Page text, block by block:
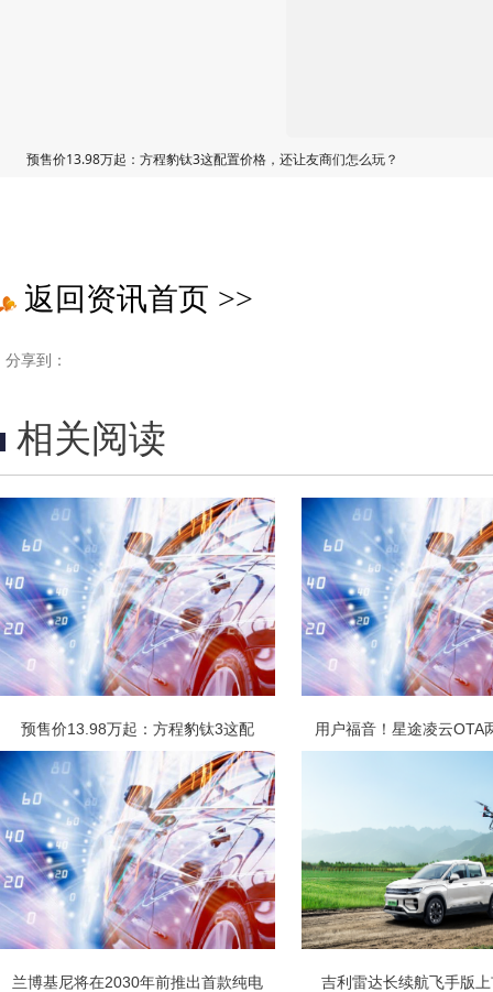
预售价13.98万起：方程豹钛3这配置价格，还让友商们怎么玩？
返回资讯首页 >>
分享到：
相关阅读
预售价13.98万起：方程豹钛3这配 用户福音！星途凌云OTA
兰博基尼将在2030年前推出首款纯电 吉利雷达长续航飞手版